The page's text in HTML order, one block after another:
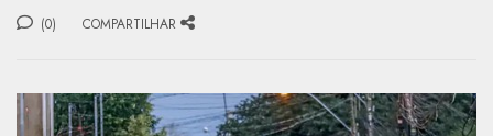
(0) COMPARTILHAR